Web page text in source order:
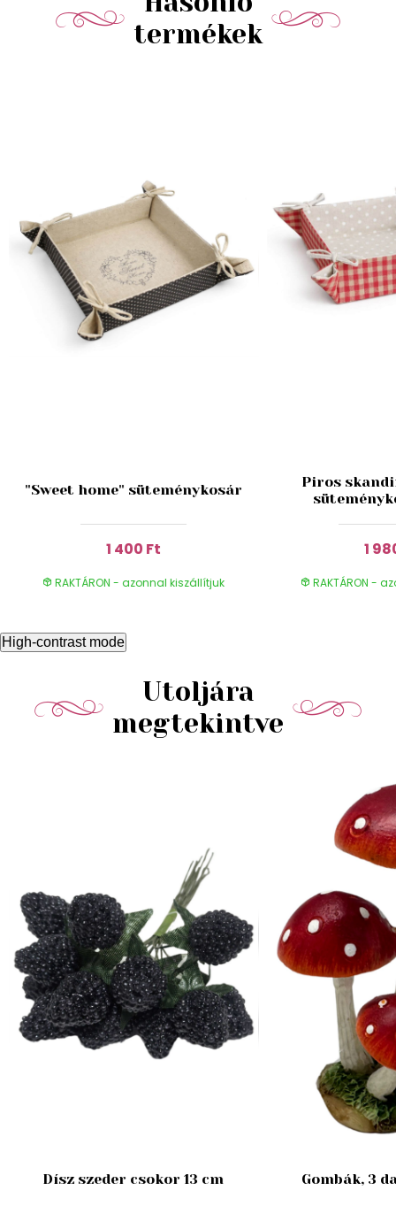
termékek
"Sweet home" süteménykosár
1 400 Ft
RAKTÁRON - azonnal kiszállítjuk
Piros
1
RAKTÁRON -
High-contrast mode
Utoljára
megtekintve
Dísz szeder csokor 13 cm Gombák, 3